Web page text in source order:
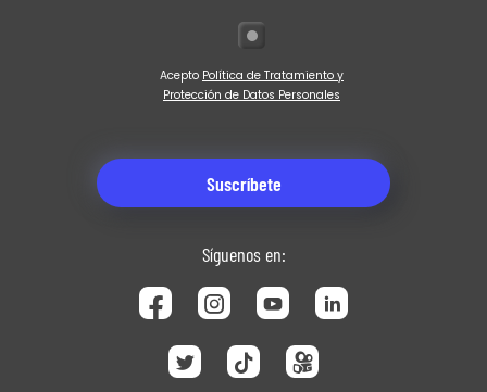
Acepto Política de Tratamiento y
Protección de Datos Personales
Síguenos en: